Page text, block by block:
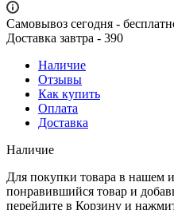
Самовывоз сегодня -
Доставка завтра - 390
Наличие
Отзывы
Как купить
Оплата
Доставка
Наличие
Для покупки товара в нашем
понравившийся товар и
перейдите в Корзину и